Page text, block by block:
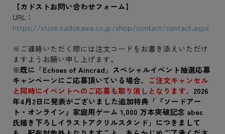
【カドストお問い合わせフォーム】
URL：
https://store.kadokawa.co.jp/shop/contact/contact.aspx
※ご連絡いただく際には注文コードをお書き添えいただけ
ますようお願い申し上げます。
※既に「Echoes of Aincrad」スペシャルイベント抽選応募
キャンペーンにご応募頂いている場合、 ご注文キャンセル
と同時にイベントへのご応募も取り消しとなります。 2026
年4月2日に発表がございました追加特典「『ソードアー
ト・オンライン』家庭用ゲーム 1,000 万本突破記念 abec
氏描き下ろしイラストアクリルスタンド」につきまして